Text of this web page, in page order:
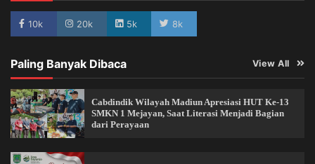
10k 20k 5k 8k
Paling Banyak Dibaca View All
Cabdindik Wilayah Madiun Apresiasi HUT Ke-13
SMKN 1 Mejayan, Saat Literasi Menjadi Bagian
dari Perayaan